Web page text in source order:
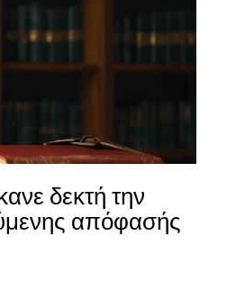
δεκτή την
απόφασής